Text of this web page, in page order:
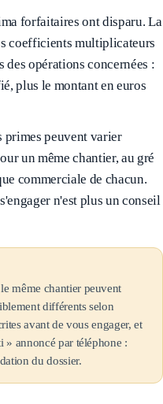
forfaitaires ont disparu. La
coefficients multiplicateurs
opérations concernées :
plus le montant en euros
primes peuvent varier
un même chantier, au gré
commerciale de chacun.
n'est plus un conseil
même chantier peuvent
différents selon
avant de vous engager, et
» annoncé par téléphone :
du dossier.